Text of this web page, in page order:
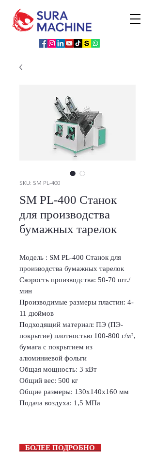
SKU: SM PL-400
SM PL-400 Станок
для производства
бумажных тарелок
Модель : SM PL-400 Станок для
производства бумажных тарелок
Скорость производства: 50-70 шт./
мин
Производимые размеры пластин: 4-
11 дюймов
Подходящий материал: ПЭ (ПЭ-
покрытие) плотностью 100-800 г/м²,
бумага с покрытием из
алюминиевой фольги
Общая мощность: 3 кВт
Общий вес: 500 кг
Общие размеры: 130x140x160 мм
Подача воздуха: 1,5 МПа
БОЛЕЕ ПОДРОБНО